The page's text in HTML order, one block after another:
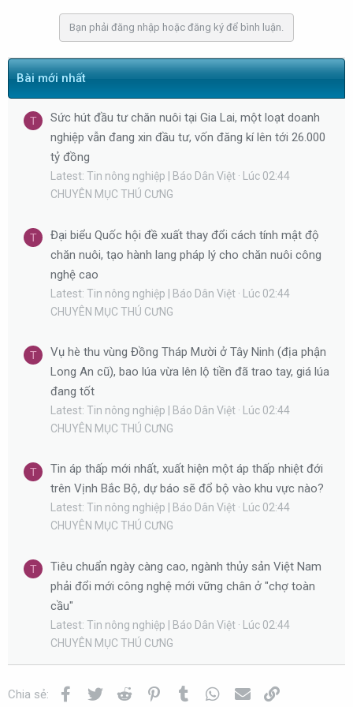
b
y
Bạn phải đăng nhập hoặc đăng ký để bình luận.
Bài mới nhất
T
Sức hút đầu tư chăn nuôi tại Gia Lai, một loạt doanh
nghiệp vẫn đang xin đầu tư, vốn đăng kí lên tới 26.000
tỷ đồng
Latest: Tin nông nghiệp | Báo Dân Việt
Lúc 02:44
CHUYÊN MỤC THÚ CƯNG
T
Đại biểu Quốc hội đề xuất thay đổi cách tính mật độ
chăn nuôi, tạo hành lang pháp lý cho chăn nuôi công
nghệ cao
Latest: Tin nông nghiệp | Báo Dân Việt
Lúc 02:44
CHUYÊN MỤC THÚ CƯNG
T
Vụ hè thu vùng Đồng Tháp Mười ở Tây Ninh (địa phận
Long An cũ), bao lúa vừa lên lộ tiền đã trao tay, giá lúa
đang tốt
Latest: Tin nông nghiệp | Báo Dân Việt
Lúc 02:44
CHUYÊN MỤC THÚ CƯNG
T
Tin áp thấp mới nhất, xuất hiện một áp thấp nhiệt đới
trên Vịnh Bắc Bộ, dự báo sẽ đổ bộ vào khu vực nào?
Latest: Tin nông nghiệp | Báo Dân Việt
Lúc 02:44
CHUYÊN MỤC THÚ CƯNG
T
Tiêu chuẩn ngày càng cao, ngành thủy sản Việt Nam
phải đổi mới công nghệ mới vững chân ở "chợ toàn
cầu"
Latest: Tin nông nghiệp | Báo Dân Việt
Lúc 02:44
CHUYÊN MỤC THÚ CƯNG
Chia sẻ: Facebook
Twitter Reddit PinterestTumblr WhatsApp
Email